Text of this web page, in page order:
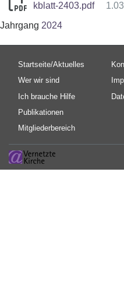
kblatt-2403.pdf
Jahrgang 2024
Hauptnavigation
Startseite/Aktuelles
Wer wir sind
Ich brauche Hilfe
Publikationen
Mitgliederbereich